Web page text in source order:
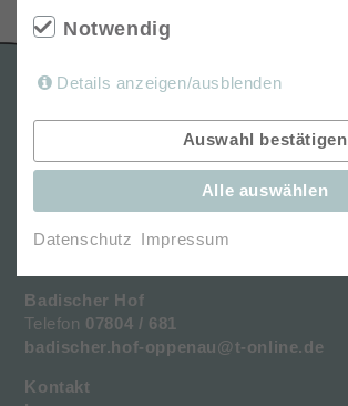
FEINSCHMECKERSTUBE
BADISCHER HOF
Badischer Hof
Hauptstrasse 61
Badischer Hof
Telefon 07804 / 681
badischer.hof-oppenau@t-online.de
Kontakt
Notwendig
Details anzeigen/ausblenden
Auswahl bestätigen
Alle auswählen
Datenschutz Impressum